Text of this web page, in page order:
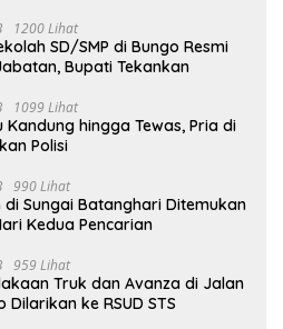
1200 Lihat
SD/SMP di Bungo Resmi
Bupati Tekankan
1099 Lihat
Kandung hingga Tewas, Pria di
Polisi
990 Lihat
di Sungai Batanghari Ditemukan
Kedua Pencarian
959 Lihat
Truk dan Avanza di Jalan
Dilarikan ke RSUD STS